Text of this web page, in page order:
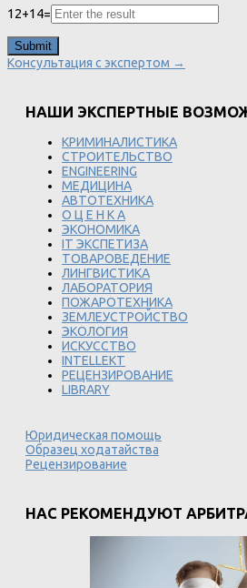
12+14=
Консультация с экспертом →
НАШИ ЭКСПЕРТНЫЕ
КРИМИНАЛИСТИКА
СТРОИТЕЛЬСТВО
ENGINEERING
МЕДИЦИНА
АВТОТЕХНИКА
О Ц Е Н К А
ЭКОНОМИКА
IT ЭКСПЕТИЗА
ТОВАРОВЕДЕНИЕ
ЛИНГВИСТИКА
ЛАБОРАТОРИЯ
ПОЖАРОТЕХНИКА
ЗЕМЛЕУСТРОЙСТВО
ЭКОЛОГИЯ
ИСКУССТВО
INTELLEKT
РЕЦЕНЗИРОВАНИЕ
LIBRARY
Юридическая помощь
Образец ходатайства
Рецензирование
НАС РЕКОМЕНДУЮТ